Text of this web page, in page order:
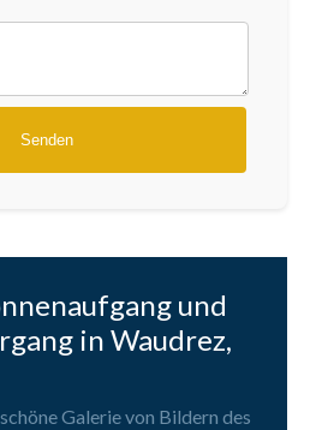
und
in Waudrez,
Galerie von Bildern des